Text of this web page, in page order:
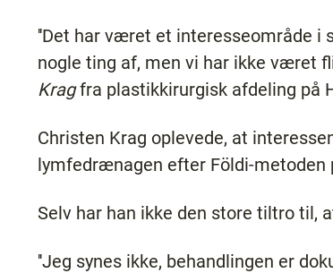
''Det har været et interesseområde i
nogle ting af, men vi har ikke været
Kragfra plastikkirurgisk afdeling på
Christen Krag oplevede, at
lymfedrænagen efter Földi-
Selv har han ikke den store tiltro til,
''Jeg synes ikke, behandlingen er